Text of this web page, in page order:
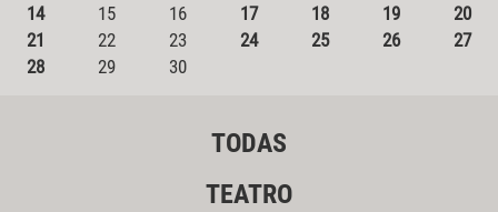
14
15 16 17 18 19
20
21
22 23 24 25 26
27
28
29 30
TODAS
TEATRO